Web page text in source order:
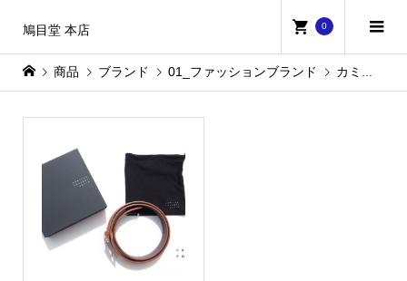
鳩目堂 本店 0
商品 ブランド 01_ファッションブランド カミーユ・フォルネ